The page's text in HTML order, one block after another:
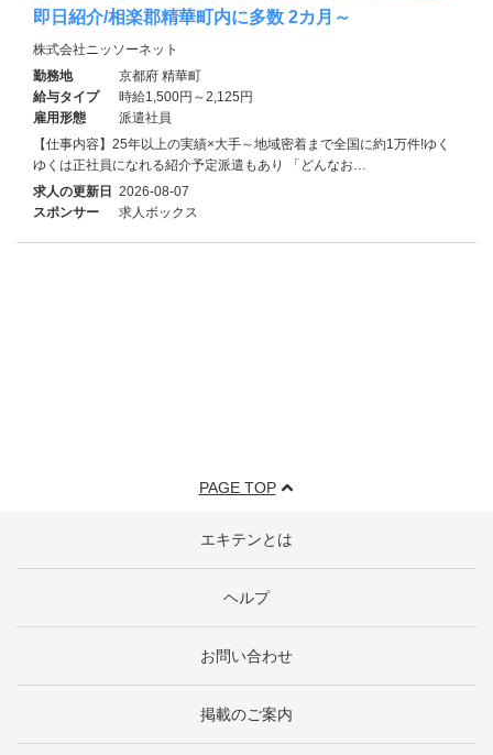
即日紹介/相楽郡精華町内に多数 2カ月～
株式会社ニッソーネット
勤務地
京都府 精華町
給与タイプ
時給1,500円～2,125円
雇用形態
派遣社員
【仕事内容】25年以上の実績×大手～地域密着まで全国に約1万件!ゆく
ゆくは正社員になれる紹介予定派遣もあり 「どんなお…
求人の更新日 2026-08-07
スポンサー
求人ボックス
PAGE TOP
エキテンとは
ヘルプ
お問い合わせ
掲載のご案内